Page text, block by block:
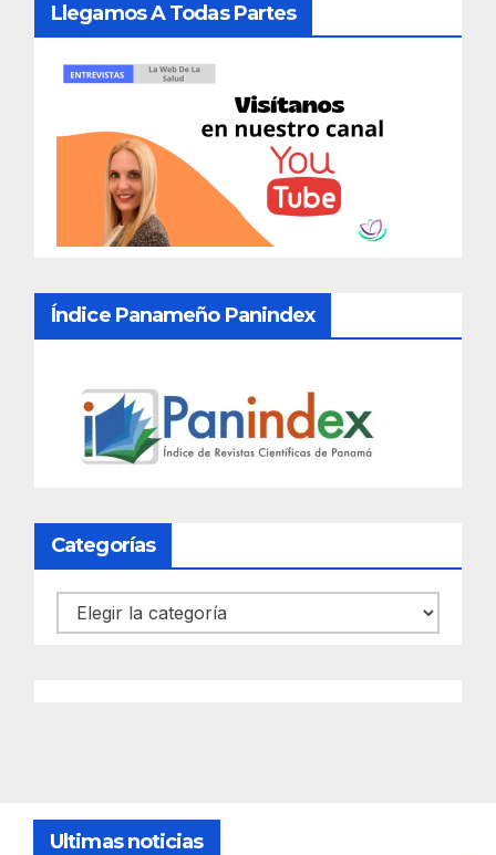
Llegamos A Todas Partes
Índice Panameño Panindex
Categorías
Categorías
Ultimas noticias